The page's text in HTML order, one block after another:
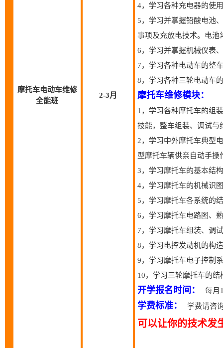
摩托车电动车维修
全能班
2-3月
4，学习各种充电器的使
5，学习并掌握铅酸电池
事项及充放电技术。电池
6，学习并掌握机械仪表
7，学习各种电动车的整
8，学习各种三轮电动车
摩托车维修模块：
1，学习各种摩托车的组
技能，整车组装、调试与
2，学习中外摩托车典型
型摩托车辆供亲自动手操
3，学习摩托车的基本结
4，学习摩托车的机械识
5，学习摩托车各系统的
6，学习摩托车电路图、
7，学习摩托车组装、调
8，学习电控发动机的构
9，学习摩托车电子控制
10，学习三轮摩托车的
开学报名时间： 每月
学费标准： 学费请咨
可以让你的技术发